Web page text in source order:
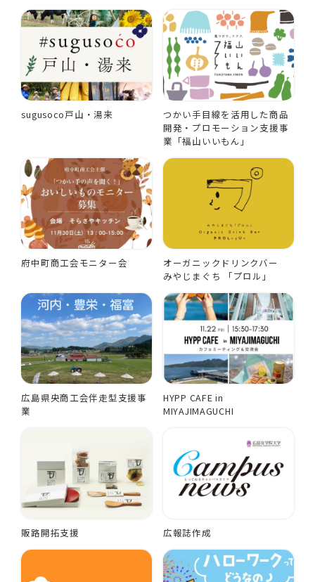
sugusoco戸山・湯来
つかい手目線を活用した商品
開発・プロモーション支援事
業「福山いいもん」
府中町商工会モニター会
オーガニックドリンクバー
みやじまぐち 「プロル」
広島県央商工会伴走型支援事
業
HYPP CAFE in
MIYAJIMAGUCHI
販路開拓支援 広報誌作成